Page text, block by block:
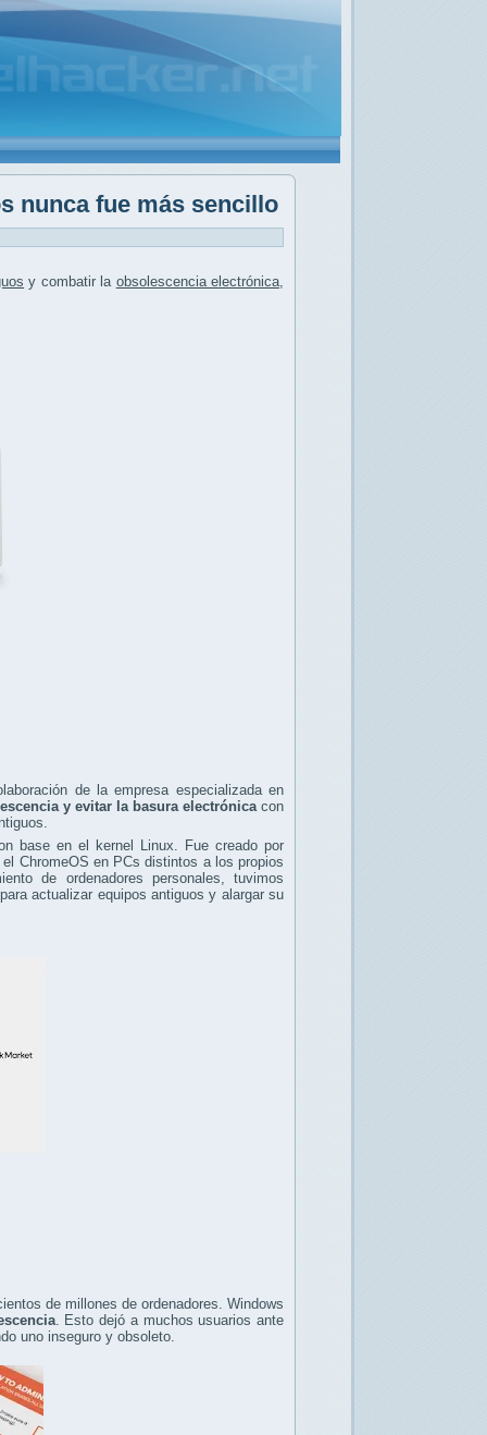
nunca fue más sencillo
y combatir la obsolescencia electrónica
de la empresa especializada en
y evitar la basura electrónicacon
base en el kernel Linux. Fue creado por
ChromeOS en PCs distintos a los propios
de ordenadores personales, tuvimos
actualizar equipos antiguos y alargar su
de millones de ordenadores. Windows
. Esto dejó a muchos usuarios ante
uno inseguro y obsoleto.